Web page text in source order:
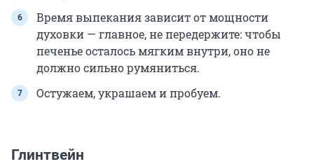
Время выпекания зависит от мощности
духовки — главное, не передержите: чтобы
печенье осталось мягким внутри, оно не
должно сильно румяниться.
Остужаем, украшаем и пробуем.
Глинтвейн